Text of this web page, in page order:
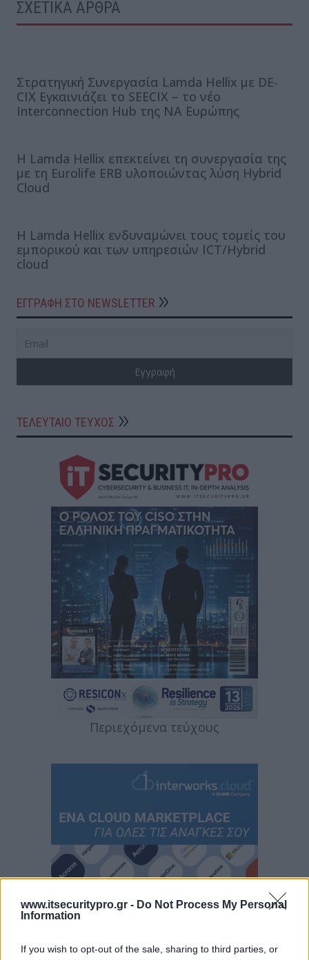
www.itsecuritypro.gr - Do Not Process My Personal
Information
If you wish to opt-out of the sale, sharing to third parties, or
ΣΧΕΤΙΚΑ ΑΡΘΡΑ
Στρατηγική Συνεργασία Lamda Hellix με DE-
CIX Εγκαινιάζει το SEECIX – το νέο
Interconnection Hub της ΝΑ Ευρώπης
H Lamda Hellix επεκτείνει τη συνεργασία της
με τη Eurolife ERB υλοποιώντας λύση Hybrid
Cloud
Η Lamda Hellix ενδυναμώνει τους τομείς του
εμπορικού και των υπηρεσιών ICT/Hybrid
cloud
ΕΓΓΡΑΦΗ ΣΤΟ NEWSLETTER
ΤΕΛΕΥΤΑΙΟ ΤΕΥΧΟΣ
Περιεχόμενα τεύχους